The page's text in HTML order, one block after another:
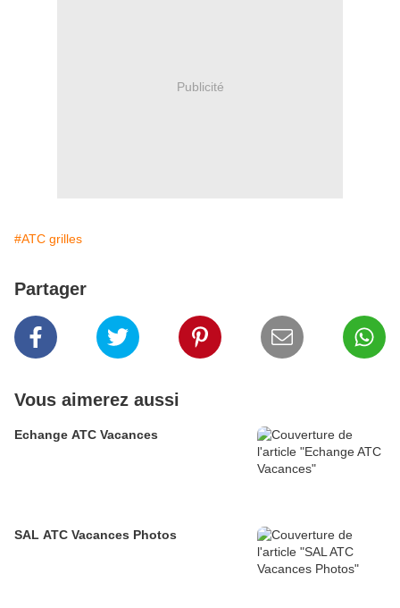
Publicité
#ATC grilles
Partager
Vous aimerez aussi
Echange ATC Vacances
SAL ATC Vacances Photos